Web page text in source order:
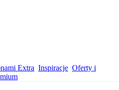
Extra Inspiracje Oferty i